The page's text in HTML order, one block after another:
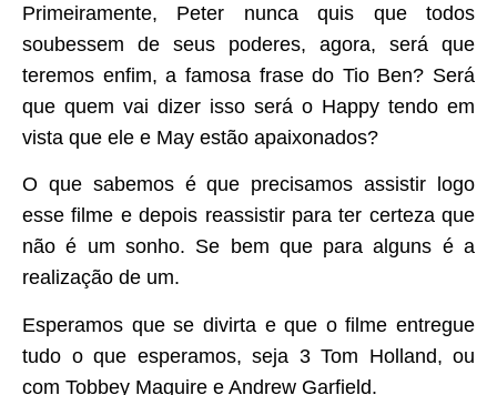
Primeiramente, Peter nunca quis que todos
soubessem de seus poderes, agora, será que
teremos enfim, a famosa frase do Tio Ben? Será
que quem vai dizer isso será o Happy tendo em
vista que ele e May estão apaixonados?
O que sabemos é que precisamos assistir logo
esse filme e depois reassistir para ter certeza que
não é um sonho. Se bem que para alguns é a
realização de um.
Esperamos que se divirta e que o filme entregue
tudo o que esperamos, seja 3 Tom Holland, ou
com Tobbey Maguire e Andrew Garfield.